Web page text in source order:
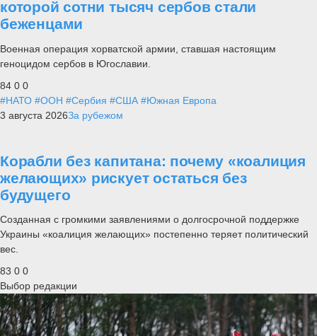
которой сотни тысяч сербов стали
беженцами
Военная операция хорватской армии, ставшая настоящим
геноцидом сербов в Югославии.
84 0 0
#НАТО #ООН #Сербия #США #Южная Европа
3 августа 2026За рубежом
Корабли без капитана: почему «коалиция
желающих» рискует остаться без
будущего
Созданная с громкими заявлениями о долгосрочной поддержке
Украины «коалиция желающих» постепенно теряет политический
вес.
83 0 0
Выбор редакции